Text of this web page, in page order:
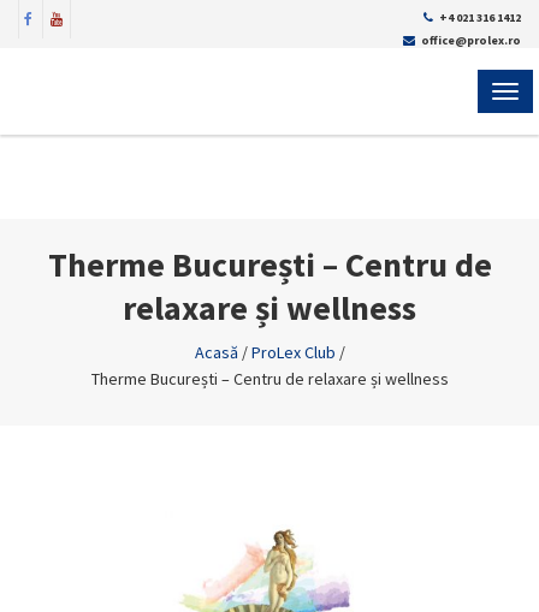
+4 021 316 1412
office@prolex.ro
Therme București – Centru de
relaxare și wellness
Acasă /ProLex Club /
Therme București – Centru de relaxare și wellness